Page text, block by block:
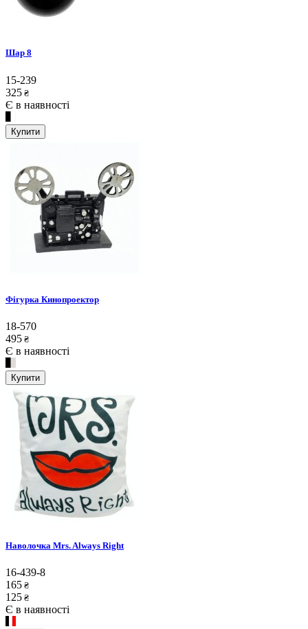
Шар 8
15-239
325 ₴
Є в наявності
Купити
Фігурка Кинопроектор
18-570
495 ₴
Є в наявності
Купити
Наволочка Mrs. Always Right
16-439-8
165 ₴
125 ₴
Є в наявності